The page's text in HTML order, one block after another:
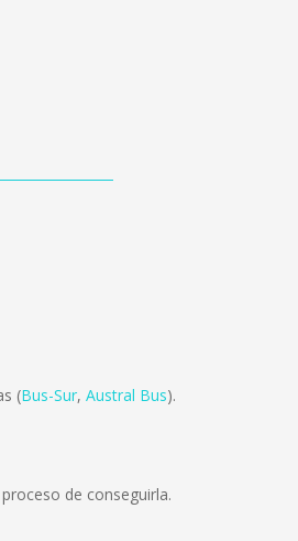
(Bus-Sur, Austral Bus).
de conseguirla.